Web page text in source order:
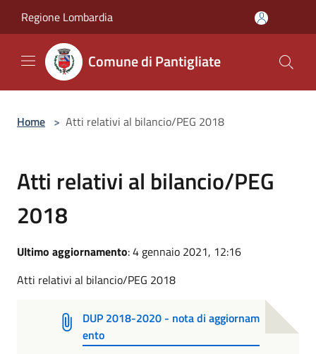
Regione Lombardia
Comune di Pantigliate
Home > Atti relativi al bilancio/PEG 2018
Atti relativi al bilancio/PEG
2018
Ultimo aggiornamento: 4 gennaio 2021, 12:16
Atti relativi al bilancio/PEG 2018
DUP 2018-2020 - nota di aggiornam
ento